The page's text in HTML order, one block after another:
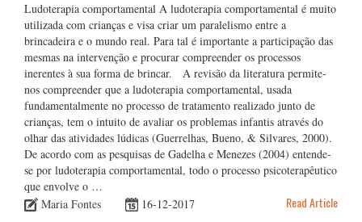
Ludoterapia comportamental A ludoterapia comportamental é muito
utilizada com crianças e visa criar um paralelismo entre a
brincadeira e o mundo real. Para tal é importante a participação das
mesmas na intervenção e procurar compreender os processos
inerentes à sua forma de brincar. A revisão da literatura permite-
nos compreender que a ludoterapia comportamental, usada
fundamentalmente no processo de tratamento realizado junto de
crianças, tem o intuito de avaliar os problemas infantis através do
olhar das atividades lúdicas (Guerrelhas, Bueno, & Silvares, 2000).
De acordo com as pesquisas de Gadelha e Menezes (2004) entende-
se por ludoterapia comportamental, todo o processo psicoterapêutico
que envolve o …
Maria Fontes
16-12-2017 Read Article